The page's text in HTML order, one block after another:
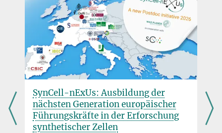
Dr. Virginia Geisel
Pressereferentin
+49 160 91387-362
virginia.geisel@...
Max-Planck-Institut für terrestrische Mikrobiologie, Marburg
SynCell-nExUs: Ausbildung der
nächsten Generation europäischer
Führungskräfte in der Erforschung
synthetischer Zellen